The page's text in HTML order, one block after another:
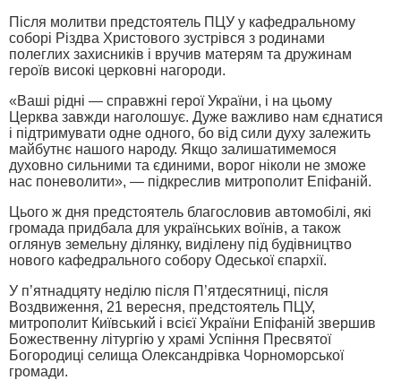
Після молитви предстоятель ПЦУ у кафедральному
соборі Різдва Христового зустрівся з родинами
полеглих захисників і вручив матерям та дружинам
героїв високі церковні нагороди.
«Ваші рідні — справжні герої України, і на цьому
Церква завжди наголошує. Дуже важливо нам єднатися
і підтримувати одне одного, бо від сили духу залежить
майбутнє нашого народу. Якщо залишатимемося
духовно сильними та єдиними, ворог ніколи не зможе
нас поневолити», — підкреслив митрополит Епіфаній.
Цього ж дня предстоятель благословив автомобілі, які
громада придбала для українських воїнів, а також
оглянув земельну ділянку, виділену під будівництво
нового кафедрального собору Одеської єпархії.
У п’ятнадцяту неділю після П’ятдесятниці, після
Воздвиження, 21 вересня, предстоятель ПЦУ,
митрополит Київський і всієї України Епіфаній звершив
Божественну літургію у храмі Успіння Пресвятої
Богородиці селища Олександрівка Чорноморської
громади.